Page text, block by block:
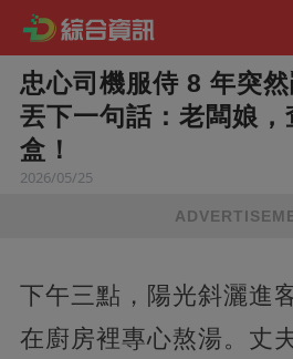
忠心司機服侍 8 年突
丟下一句話：老闆娘
盒！
2026/05/25
下午三點，陽光斜灑進
在廚房裡專心熬湯。丈